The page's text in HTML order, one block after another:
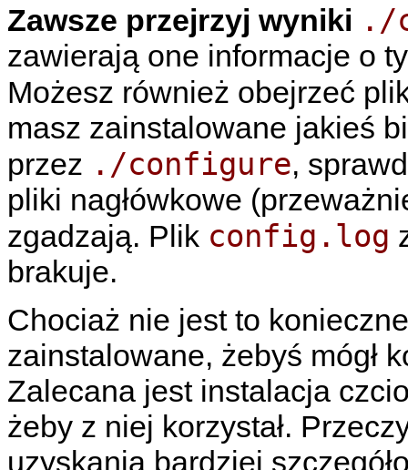
Zawsze przejrzyj wyniki ./
zawierają one informacje o
Możesz również obejrzeć
masz zainstalowane jakieś
przez ./configure,
pliki nagłówkowe
zgadzają. Plik config.log
brakuje.
Chociaż nie jest to
zainstalowane, żebyś mógł
Zalecana jest instalacja
żeby z niej korzystał.
uzyskania bardziej